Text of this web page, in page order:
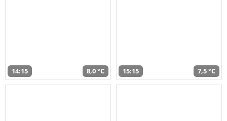
14:15 8,0 °C 15:15 7,5 °C